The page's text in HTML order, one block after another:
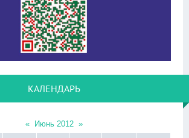
КАЛЕНДАРЬ
« Июнь 2012 »